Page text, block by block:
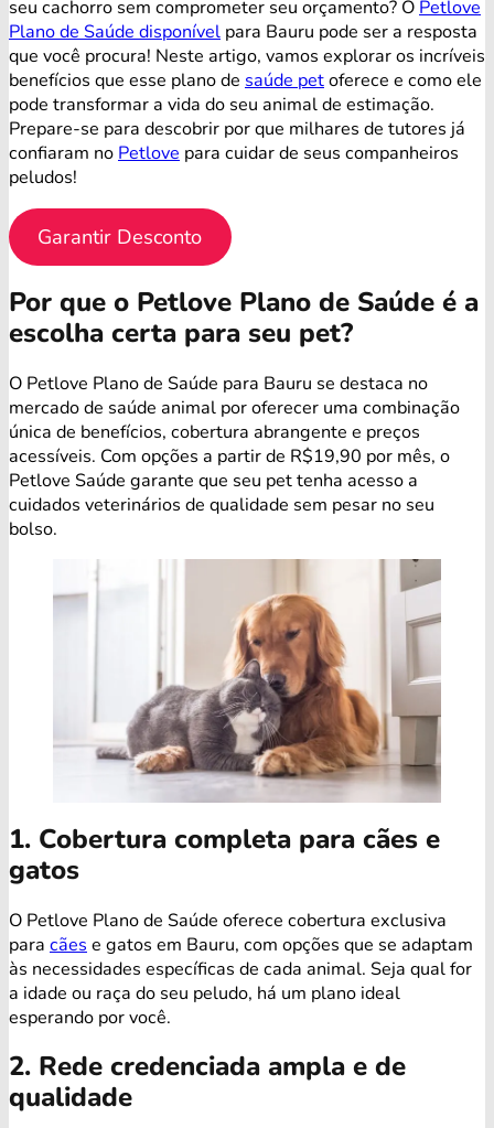
seu cachorro sem comprometer seu orçamento? O Petlove
Plano de Saúde disponível para Bauru pode ser a resposta
que você procura! Neste artigo, vamos explorar os incríveis
benefícios que esse plano de saúde petoferece e como ele
pode transformar a vida do seu animal de estimação.
Prepare-se para descobrir por que milhares de tutores já
confiaram no Petlove para cuidar de seus companheiros
peludos!
Garantir Desconto
Por que o Petlove Plano de Saúde é a
escolha certa para seu pet?
O Petlove Plano de Saúde para Bauru se destaca no
mercado de saúde animal por oferecer uma combinação
única de benefícios, cobertura abrangente e preços
acessíveis. Com opções a partir de R$19,90 por mês, o
Petlove Saúde garante que seu pet tenha acesso a
cuidados veterinários de qualidade sem pesar no seu
bolso.
1. Cobertura completa para cães e
gatos
O Petlove Plano de Saúde oferece cobertura exclusiva
para cães e gatos em Bauru, com opções que se adaptam
às necessidades específicas de cada animal. Seja qual for
a idade ou raça do seu peludo, há um plano ideal
esperando por você.
2. Rede credenciada ampla e de
qualidade